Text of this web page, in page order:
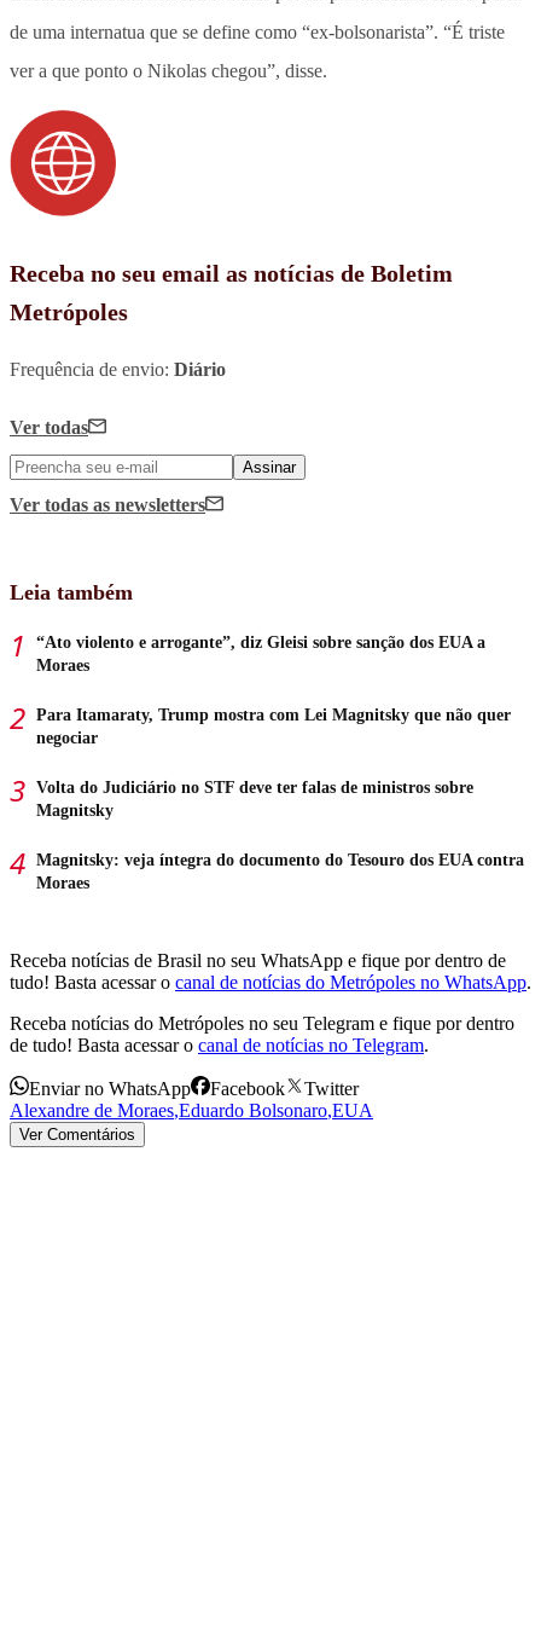
de uma internatua que se define como “ex-bolsonarista”. “É triste
ver a que ponto o Nikolas chegou”, disse.
Receba no seu email as notícias de Boletim
Metrópoles
Frequência de envio: Diário
Ver todas
Assinar
Ver todas as newsletters
Leia também
“Ato violento e arrogante”, diz Gleisi sobre sanção dos EUA a
Moraes
Para Itamaraty, Trump mostra com Lei Magnitsky que não quer
negociar
Volta do Judiciário no STF deve ter falas de ministros sobre
Magnitsky
Magnitsky: veja íntegra do documento do Tesouro dos EUA contra
Moraes
Receba notícias de Brasil no seu WhatsApp e fique por dentro de
tudo! Basta acessar o canal de notícias do Metrópoles no WhatsApp.
Receba notícias do Metrópoles no seu Telegram e fique por dentro
de tudo! Basta acessar o canal de notícias no Telegram.
Enviar no WhatsApp Facebook
Twitter
Alexandre de Moraes,Eduardo Bolsonaro,EUA
Ver Comentários